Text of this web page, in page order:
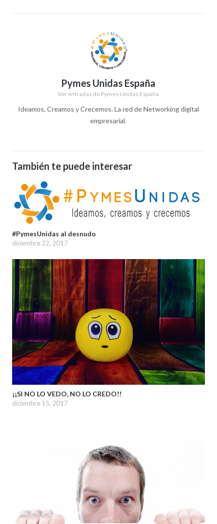
Pymes Unidas España
Ver entradas de Pymes Unidas España
Ideamos, Creamos y Crecemos. La red de Networking digital
empresarial.
También te puede interesar
#PymesUnidas al desnudo
diciembre 22, 2017
¡¡SI NO LO VEDO, NO LO CREDO!!
diciembre 15, 2017